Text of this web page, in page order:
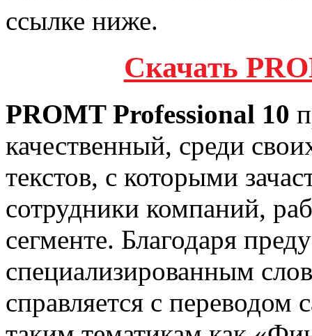
ссылке ниже.
Скачать
PROMT Professional 10
качественный, среди
текстов, с которыми
сотрудники компаний,
сегменте. Благодаря
специализированным
справляется с